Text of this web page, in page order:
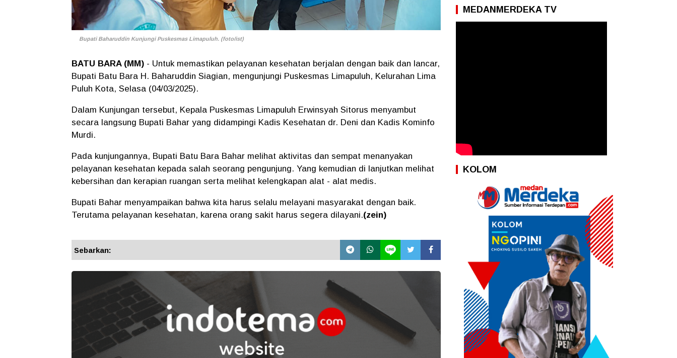
Bupati Baharuddin Kunjungi Puskesmas Limapuluh. (foto/ist)
BATU BARA (MM) - Untuk memastikan pelayanan kesehatan berjalan dengan baik dan lancar,
Bupati Batu Bara H. Baharuddin Siagian, mengunjungi Puskesmas Limapuluh, Kelurahan Lima
Puluh Kota, Selasa (04/03/2025).
Dalam Kunjungan tersebut, Kepala Puskesmas Limapuluh Erwinsyah Sitorus menyambut
secara langsung Bupati Bahar yang didampingi Kadis Kesehatan dr. Deni dan Kadis Kominfo
Murdi.
Pada kunjungannya, Bupati Batu Bara Bahar melihat aktivitas dan sempat menanyakan
pelayanan kesehatan kepada salah seorang pengunjung. Yang kemudian di lanjutkan melihat
kebersihan dan kerapian ruangan serta melihat kelengkapan alat - alat medis.
Bupati Bahar menyampaikan bahwa kita harus selalu melayani masyarakat dengan baik.
Terutama pelayanan kesehatan, karena orang sakit harus segera dilayani.(zein)
Sebarkan:
MEDANMERDEKA TV
KOLOM